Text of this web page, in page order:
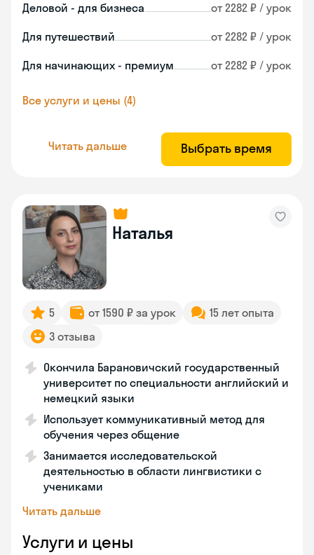
Деловой - для бизнеса от 2282 ₽ / урок
Для путешествий от 2282 ₽ / урок
Для начинающих - премиум от 2282 ₽ / урок
Все услуги и цены (4)
Читать дальше Выбрать время
Наталья
5 от 1590 ₽ за урок
15 лет опыта
3 отзыва
Окончила Барановичский государственный
университет по специальности английский и
немецкий языки
Использует коммуникативный метод для
обучения через общение
Занимается исследовательской
деятельностью в области лингвистики с
учениками
Читать дальше
Услуги и цены